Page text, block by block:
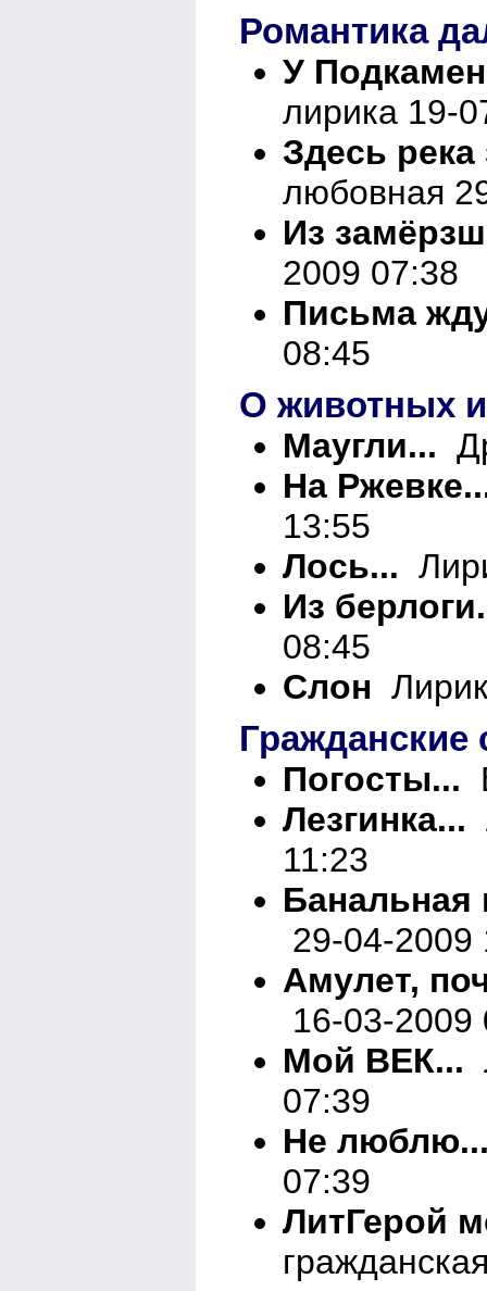
Романтика
У
лирика 19-
Здесь
любовная
Из
2009 07:38
Письма
08:45
О животных
Маугли...
На
13:55
Лось...
Из
08:45
Слон
Гражданские
Погосты...
Лезгинка...
11:23
Банальная
29-04-2009
Амулет,
16-03-2009
Мой ВЕК...
07:39
Не
07:39
ЛитГерой